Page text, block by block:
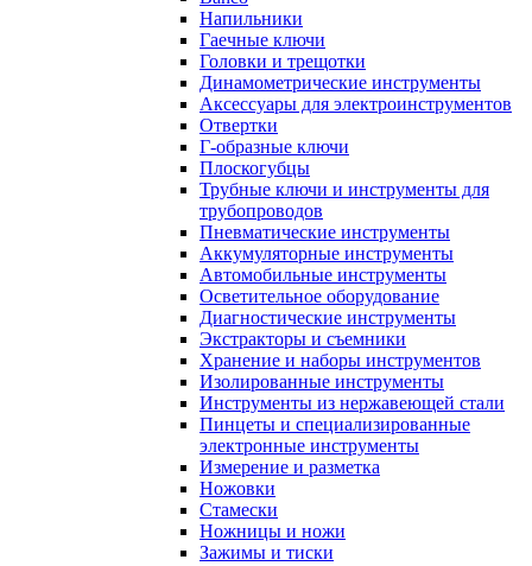
Напильники
Гаечные ключи
Головки и трещотки
Динамометрические инструменты
Аксессуары для электроинструментов
Отвертки
Г-образные ключи
Плоскогубцы
Трубные ключи и инструменты для
трубопроводов
Пневматические инструменты
Аккумуляторные инструменты
Автомобильные инструменты
Осветительное оборудование
Диагностические инструменты
Экстракторы и съемники
Хранение и наборы инструментов
Изолированные инструменты
Инструменты из нержавеющей стали
Пинцеты и специализированные
электронные инструменты
Измерение и разметка
Ножовки
Стамески
Ножницы и ножи
Зажимы и тиски